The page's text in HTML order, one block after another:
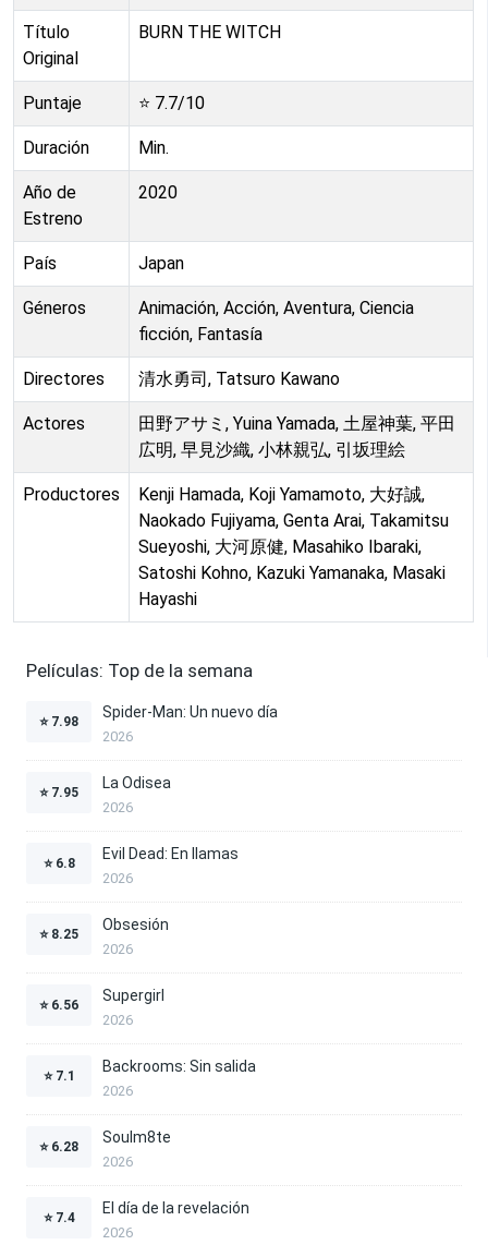
Título
Original
BURN THE WITCH
Puntaje ⭐ 7.7/10
Duración Min.
Año de
Estreno
2020
País Japan
Géneros
Animación, Acción, Aventura, Ciencia
ficción, Fantasía
Directores 清水勇司, Tatsuro Kawano
Actores
田野アサミ, Yuina Yamada, 土屋神葉, 平田
広明, 早見沙織, 小林親弘, 引坂理絵
Productores
Kenji Hamada, Koji Yamamoto, 大好誠,
Naokado Fujiyama, Genta Arai, Takamitsu
Sueyoshi, 大河原健, Masahiko Ibaraki,
Satoshi Kohno, Kazuki Yamanaka, Masaki
Hayashi
Películas: Top de la semana
⭐ 7.98
Spider-Man: Un nuevo día
2026
⭐ 7.95
La Odisea
2026
⭐ 6.8
Evil Dead: En llamas
2026
⭐ 8.25
Obsesión
2026
⭐ 6.56
Supergirl
2026
⭐ 7.1
Backrooms: Sin salida
2026
⭐ 6.28
Soulm8te
2026
⭐ 7.4
El día de la revelación
2026